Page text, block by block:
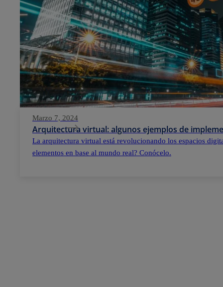
Marzo 7, 2024
Arquitectura virtual: algunos ejemplos de
La arquitectura virtual está revolucionando los espacios
elementos en base al mundo real? Conócelo.